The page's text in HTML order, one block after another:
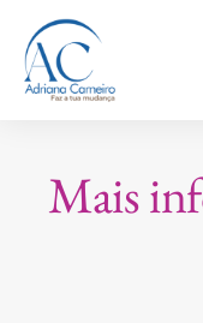
Mais